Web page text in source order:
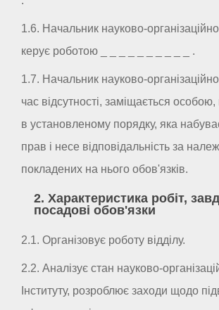
1.6. Начальник науково-
керує роботою _ _ _ _ _ _ _ _ _ _ .
1.7. Начальник науково-
час відсутності, заміщається
в установленому порядку, яка
прав і несе відповідальність за
покладених на нього обов'язків.
2. Характеристика робіт,
посадові обов'язки
2.1. Організовує роботу відділу.
2.2. Аналізує стан науково-
Інституту, розроблює заходи щодо